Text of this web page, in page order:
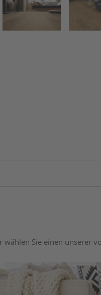
wählen Sie einen unserer